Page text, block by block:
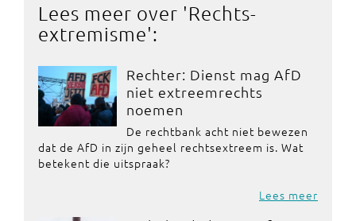
Lees meer over 'Rechts-
extremisme':
Rechter: Dienst mag AfD
niet extreemrechts
noemen
De rechtbank acht niet bewezen
dat de AfD in zijn geheel rechtsextreem is. Wat
betekent die uitspraak?
Lees meer